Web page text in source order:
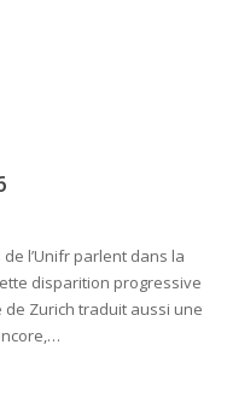
l’Unifr parlent dans la
disparition progressive
de Zurich traduit aussi une